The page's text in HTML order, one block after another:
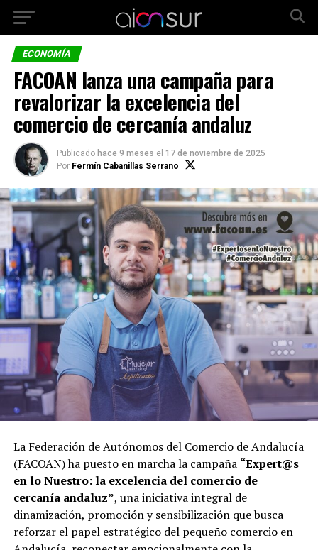
ECONOMÍA
FACOAN lanza una campaña para
revalorizar la excelencia del
comercio de cercanía andaluz
Publicado hace 9 meses el 17 de noviembre de 2025
Por Fermín Cabanillas Serrano
La Federación de Autónomos del Comercio de Andalucía
(FACOAN) ha puesto en marcha la campaña “Expert@s
en loNuestro: la excelencia del comercio de
cercanía andaluz”, una iniciativa integral de
dinamización, promoción y sensibilización que busca
reforzar el papel estratégico del pequeño comercio en